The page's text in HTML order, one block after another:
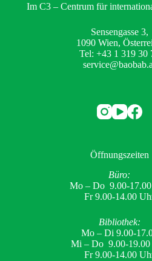
Im C3 – Centrum für
Sensengasse 3,
1090 Wien,
Tel: +43 1 319 30
Öffnungszeiten
Büro:
Mo – Do 9.00-
Fr 9.00-14.00
Bibliothek:
Mo – Di 9.00-
Mi – Do 9.00-
Fr 9.00-14.00